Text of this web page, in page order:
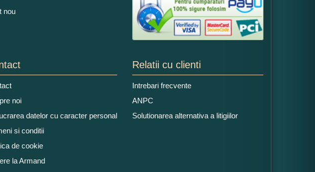
nou
noi
datelor cu caracter personal
si conditii
de cookie
la Armand
Relatii cu clienti
Intrebari frecvente
ANPC
Solutionarea alternativa a litigiilor